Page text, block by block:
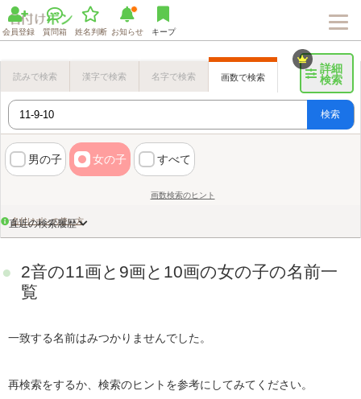
会員登録 質問箱 姓名判断 お知らせ キープ
詳細
検索
読みで検索 漢字で検索 名字で検索 画数で検索
検索
男の子 女の子 すべて
画数検索のヒント
名付けポンの使い方
直近の検索履歴
2音の11画と9画と10画の女の子の名前一
覧
一致する名前はみつかりませんでした。
再検索をするか、検索のヒントを参考にしてみてください。